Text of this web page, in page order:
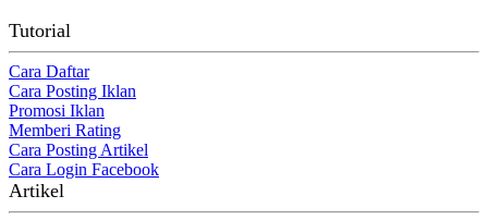
Tutorial
Cara Daftar
Cara Posting Iklan
Promosi Iklan
Memberi Rating
Cara Posting Artikel
Cara Login Facebook
Artikel